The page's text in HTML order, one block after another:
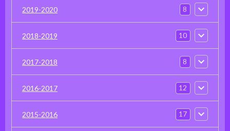
2019-2020 8
2018-2019 10
2017-2018 8
2016-2017 12
2015-2016 17